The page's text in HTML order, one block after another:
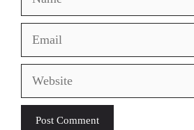
Email
Website